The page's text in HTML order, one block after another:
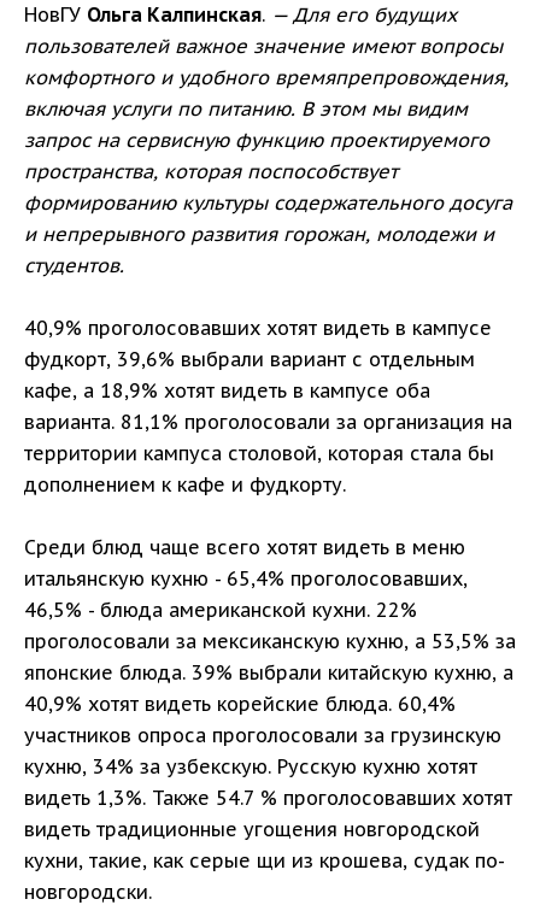
НовГУ Ольга Калпинская. — Для его будущих
пользователей важное значение имеют вопросы
комфортного и удобного времяпрепровождения,
включая услуги по питанию. В этом мы видим
запрос на сервисную функцию проектируемого
пространства, которая поспособствует
формированию культуры содержательного досуга
и непрерывного развития горожан, молодежи и
студентов.
40,9% проголосовавших хотят видеть в кампусе
фудкорт, 39,6% выбрали вариант с отдельным
кафе, а 18,9% хотят видеть в кампусе оба
варианта. 81,1% проголосовали за организация на
территории кампуса столовой, которая стала бы
дополнением к кафе и фудкорту.
Среди блюд чаще всего хотят видеть в меню
итальянскую кухню - 65,4% проголосовавших,
46,5% - блюда американской кухни. 22%
проголосовали за мексиканскую кухню, а 53,5% за
японские блюда. 39% выбрали китайскую кухню, а
40,9% хотят видеть корейские блюда. 60,4%
участников опроса проголосовали за грузинскую
кухню, 34% за узбекскую. Русскую кухню хотят
видеть 1,3%. Также 54.7 % проголосовавших хотят
видеть традиционные угощения новгородской
кухни, такие, как серые щи из крошева, судак по-
новгородски.